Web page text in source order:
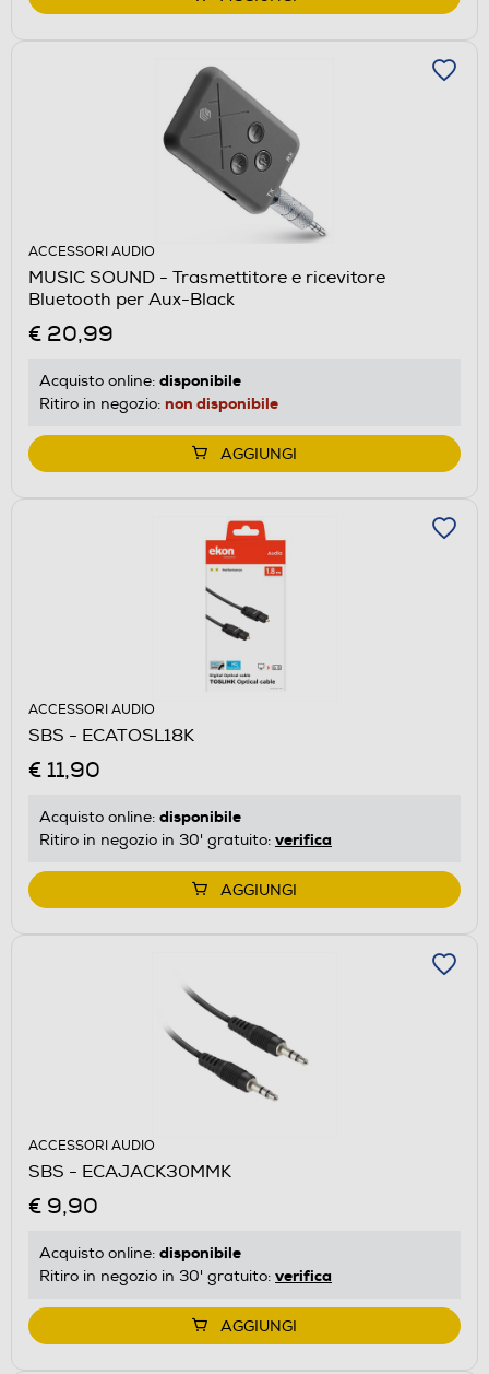
ACCESSORI AUDIO
MUSIC SOUND - Trasmettitore e ricevitore
Bluetooth per Aux-Black
€ 20,99
Acquisto online: disponibile
Ritiro in negozio: non disponibile
AGGIUNGI
ACCESSORI AUDIO
SBS - ECATOSL18K
€ 11,90
Acquisto online: disponibile
Ritiro in negozio in 30' gratuito: verifica
AGGIUNGI
ACCESSORI AUDIO
SBS - ECAJACK30MMK
€ 9,90
Acquisto online: disponibile
Ritiro in negozio in 30' gratuito: verifica
AGGIUNGI